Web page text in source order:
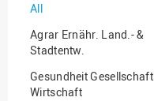
All
Agrar Ernähr. Land.- &
Stadtentw.
Gesundheit Gesellschaft
Wirtschaft